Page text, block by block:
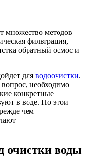
множество методов
фильтрация,
обратный осмос и
для водоочистки.
вопрос, необходимо
конкретные
в воде. По этой
чем
очистки воды